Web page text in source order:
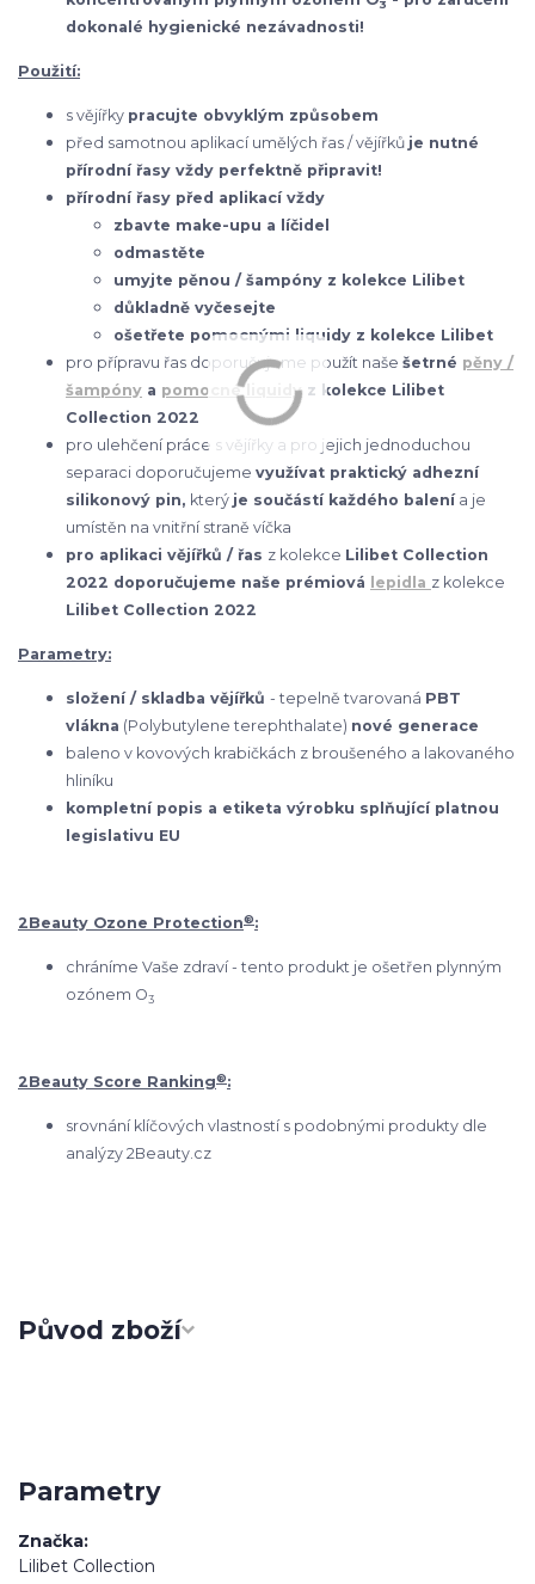
3
dokonalé hygienické nezávadnosti!
Použití:
s vějířky pracujte obvyklým způsobem
před samotnou aplikací umělých řas / vějířků je nutné
přírodní řasy vždy perfektně připravit!
přírodní řasy před aplikací vždy
zbavte make-upu a líčidel
odmastěte
umyjte pěnou / šampóny z kolekce Lilibet
důkladně vyčesejte
ošetřete pomocnými liquidy z kolekce Lilibet
pro přípravu řas doporučujeme použít naše šetrné pěny /
šampóny a pomocné liquidy z kolekce Lilibet
Collection 2022
pro ulehčení práce s vějířky a pro jejich jednoduchou
separaci doporučujeme využívat praktický adhezní
silikonový pin, který je součástí každého balenía je
umístěn na vnitřní straně víčka
pro aplikaci vějířků / řas z kolekce Lilibet Collection
2022 doporučujeme naše prémiová
lepidla z kolekce
Lilibet Collection 2022
Parametry:
složení / skladba vějířků - tepelně tvarovaná PBT
vlákna (Polybutylene terephthalate) nové generace
baleno v kovových krabičkách z broušeného a lakovaného
hliníku
kompletní popis a etiketa výrobku splňující platnou
legislativu EU
2Beauty Ozone Protection®:
chráníme Vaše zdraví - tento produkt je ošetřen plynným
ozónem O3
2Beauty Score Ranking®:
srovnání klíčových vlastností s podobnými produkty dle
analýzy 2Beauty.cz
Původ zboží
Parametry
Značka
Lilibet Collection